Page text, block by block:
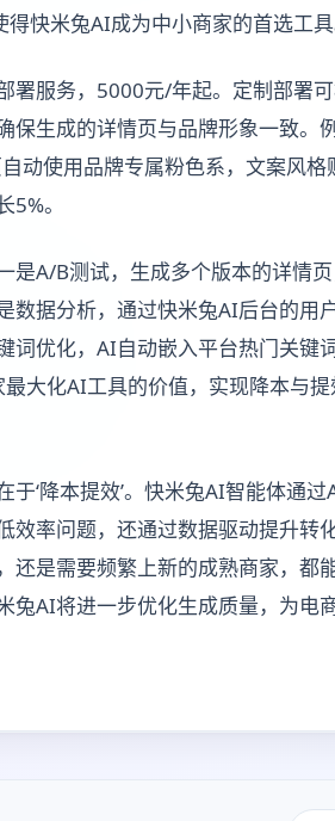
快米兔AI成为中小商家的首选工具
署服务，5000元/年起。定制部署
生成的详情页与品牌形象一致。
动使用品牌专属粉色系，文案风格
。
A/B测试，生成多个版本的详情
数据分析，通过快米兔AI后台的用
优化，AI自动嵌入平台热门关键
最大化AI工具的价值，实现降本与
‘降本提效’。快米兔AI智能体通过
率问题，还通过数据驱动提升转
还是需要频繁上新的成熟商家，都
兔AI将进一步优化生成质量，为电